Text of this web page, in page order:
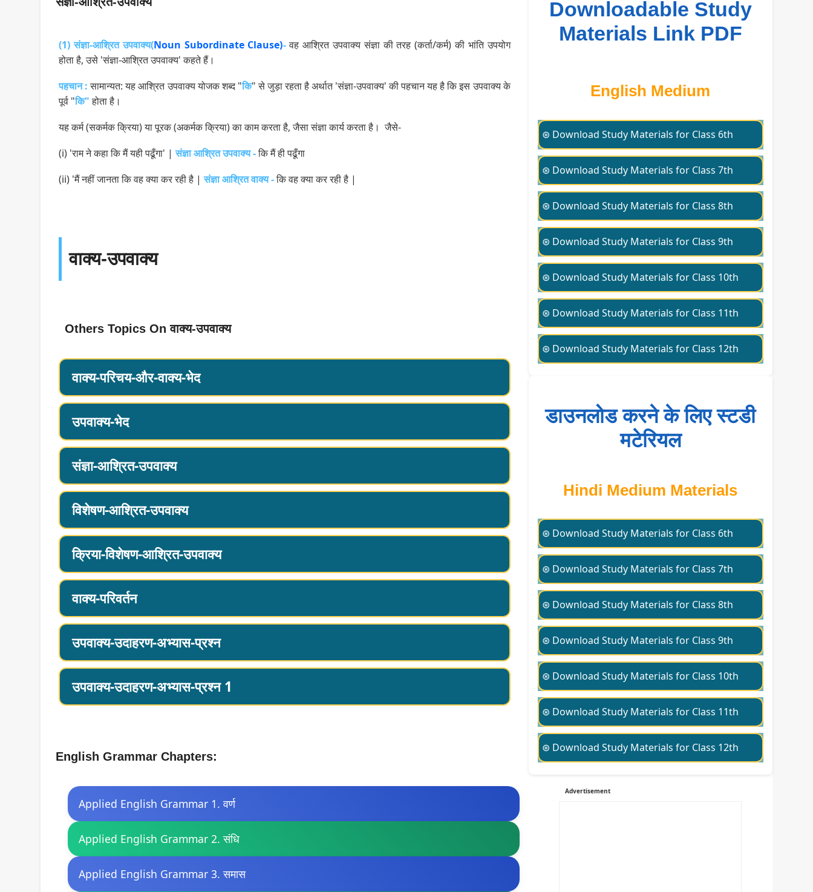
(1)संज्ञा-आश्रित उपवाक्य(Noun Subordinate Clause)-वह आश्रित उपवाक्य संज्ञा की तरह (कर्ता/कर्म) की भांति उपयोग
होता है, उसे 'संज्ञा-आश्रित उपवाक्य' कहते हैं।
पहचान :सामान्यत: यह आश्रित उपवाक्य योजक शब्द "कि" से जुड़ा रहता है अर्थात 'संज्ञा-उपवाक्य' की पहचान यह है कि इस उपवाक्य के
पूर्व "कि"होता है।
यह कर्म (सकर्मक क्रिया) या पूरक (अकर्मक क्रिया) का काम करता है, जैसा संज्ञा कार्य करता है। जैसे-
(i) 'राम ने कहा कि मैं यही पढूँगा' |संज्ञा आश्रित उपवाक्य -कि मैं ही पढूँगा
(ii) 'मैं नहीं जानता कि वह क्या कर रही है |संज्ञा आश्रित वाक्य -कि वह क्या कर रही है |
वाक्य-उपवाक्य
Others Topics On वाक्य-उपवाक्य
वाक्य-परिचय-और-वाक्य-भेद
उपवाक्य-भेद
संज्ञा-आश्रित-उपवाक्य
विशेषण-आश्रित-उपवाक्य
क्रिया-विशेषण-आश्रित-उपवाक्य
वाक्य-परिवर्तन
उपवाक्य-उदाहरण-अभ्यास-प्रश्न
उपवाक्य-उदाहरण-अभ्यास-प्रश्न 1
English Grammar Chapters:
Applied English Grammar 1. वर्ण
Applied English Grammar 2. संधि
Applied English Grammar 3. समास
Downloadable Study
Materials Link PDF
English Medium
⊛ Download Study Materials for Class 6th
⊛ Download Study Materials for Class 7th
⊛ Download Study Materials for Class 8th
⊛ Download Study Materials for Class 9th
⊛ Download Study Materials for Class 10th
⊛ Download Study Materials for Class 11th
⊛ Download Study Materials for Class 12th
डाउनलोड करने के लिए स्टडी
मटेरियल
Hindi Medium Materials
⊛ Download Study Materials for Class 6th
⊛ Download Study Materials for Class 7th
⊛ Download Study Materials for Class 8th
⊛ Download Study Materials for Class 9th
⊛ Download Study Materials for Class 10th
⊛ Download Study Materials for Class 11th
⊛ Download Study Materials for Class 12th
Advertisement